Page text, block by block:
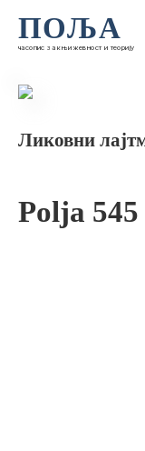
ПОЉА
часопис за књижевност и теорију
Ликовни
Polja